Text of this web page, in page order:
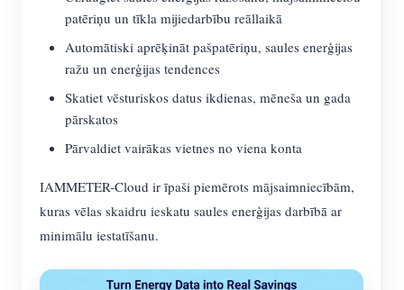
patēriņu un tīkla mijiedarbību reāllaikā
Automātiski aprēķināt pašpatēriņu, saules enerģijas
ražu un enerģijas tendences
Skatiet vēsturiskos datus ikdienas, mēneša un gada
pārskatos
Pārvaldiet vairākas vietnes no viena konta
IAMMETER-Cloud ir īpaši piemērots mājsaimniecībām,
kuras vēlas skaidru ieskatu saules enerģijas darbībā ar
minimālu iestatīšanu.